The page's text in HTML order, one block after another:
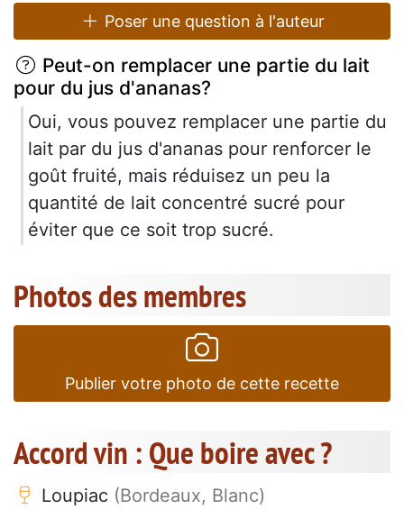
Poser une question à l'auteur
Peut-on remplacer une partie du lait
pour du jus d'ananas?
Oui, vous pouvez remplacer une partie du
lait par du jus d'ananas pour renforcer le
goût fruité, mais réduisez un peu la
quantité de lait concentré sucré pour
éviter que ce soit trop sucré.
Photos des membres
Publier votre photo de cette recette
Accord vin : Que boire avec ?
Loupiac (Bordeaux, Blanc)